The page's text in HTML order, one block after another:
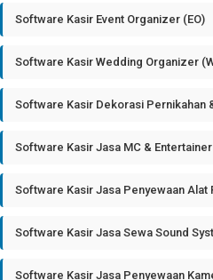
Software Kasir Event Organizer (EO)
Software Kasir Wedding Organizer
Software Kasir Dekorasi Pernikahan
Software Kasir Jasa MC & Entertainer
Software Kasir Jasa Penyewaan Alat
Software Kasir Jasa Sewa Sound
Software Kasir Jasa Penyewaan